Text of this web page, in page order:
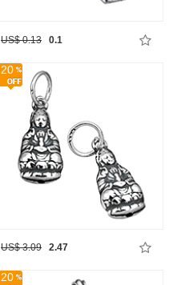
US$ 0.13 0.1
20
US$ 3.09 2.47
20